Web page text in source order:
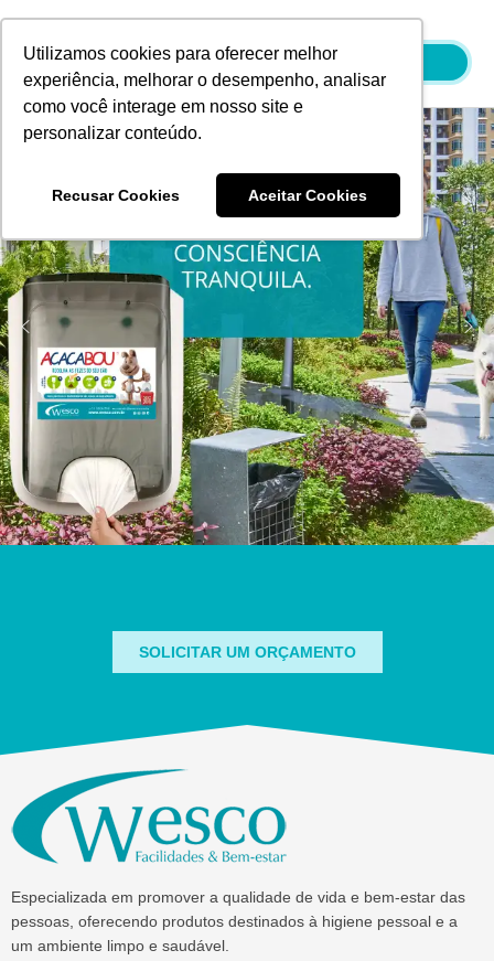
Utilizamos cookies para oferecer melhor
experiência, melhorar o desempenho, analisar
como você interage em nosso site e
personalizar conteúdo.
Recusar Cookies Aceitar Cookies
conteúdo
SOLICITAR UM ORÇAMENTO
Especializada em promover a qualidade de vida e bem-estar das
pessoas, oferecendo produtos destinados à higiene pessoal e a
um ambiente limpo e saudável.